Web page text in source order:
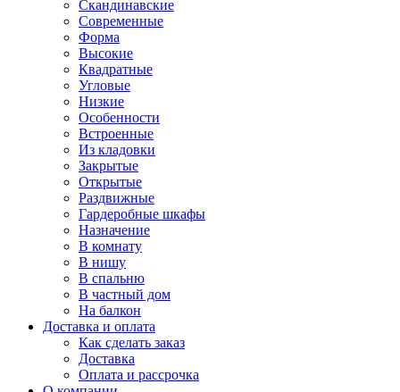
Скандинавские
Современные
Форма
Высокие
Квадратные
Угловые
Низкие
Особенности
Встроенные
Из кладовки
Закрытые
Открытые
Раздвижные
Гардеробные шкафы
Назначение
В комнату
В нишу
В спальню
В частный дом
На балкон
Доставка и оплата
Как сделать заказ
Доставка
Оплата и рассрочка